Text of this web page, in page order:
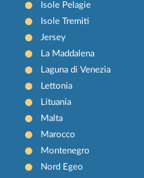
Isole Pelagie
Isole Tremiti
Jersey
La Maddalena
Laguna di Venezia
Lettonia
Lituania
Malta
Marocco
Montenegro
Nord Egeo